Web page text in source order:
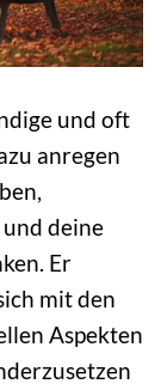
und oft
anregen
deine
Er
mit den
Aspekten